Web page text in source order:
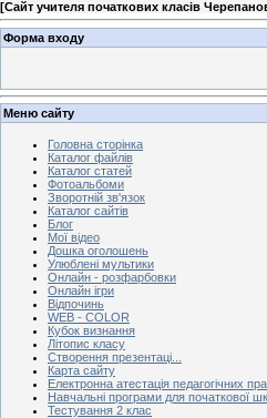
[Сайт учителя початкових класів
Форма входу
Меню сайту
Головна сторінка
Каталог файлів
Каталог статей
Фотоальбоми
Зворотній зв'язок
Каталог сайтів
Блог
Мої відео
Дошка оголошень
Улюблені мультики
Онлайн - розфарбовки
Онлайн ігри
Відпочинь
WEB - COLOR
Кубок визнання
Літопис класу
Створення презентаці...
Карта сайту
Електронна атестація педагогічних
Навчальні програми для початкової
Тестування 2 клас